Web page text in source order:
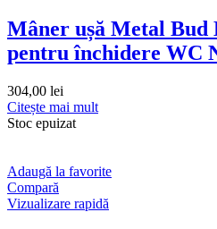
Mâner ușă Metal Bud
pentru închidere WC
304,00 lei
Citește mai mult
Stoc epuizat
Adaugă la favorite
Compară
Vizualizare rapidă